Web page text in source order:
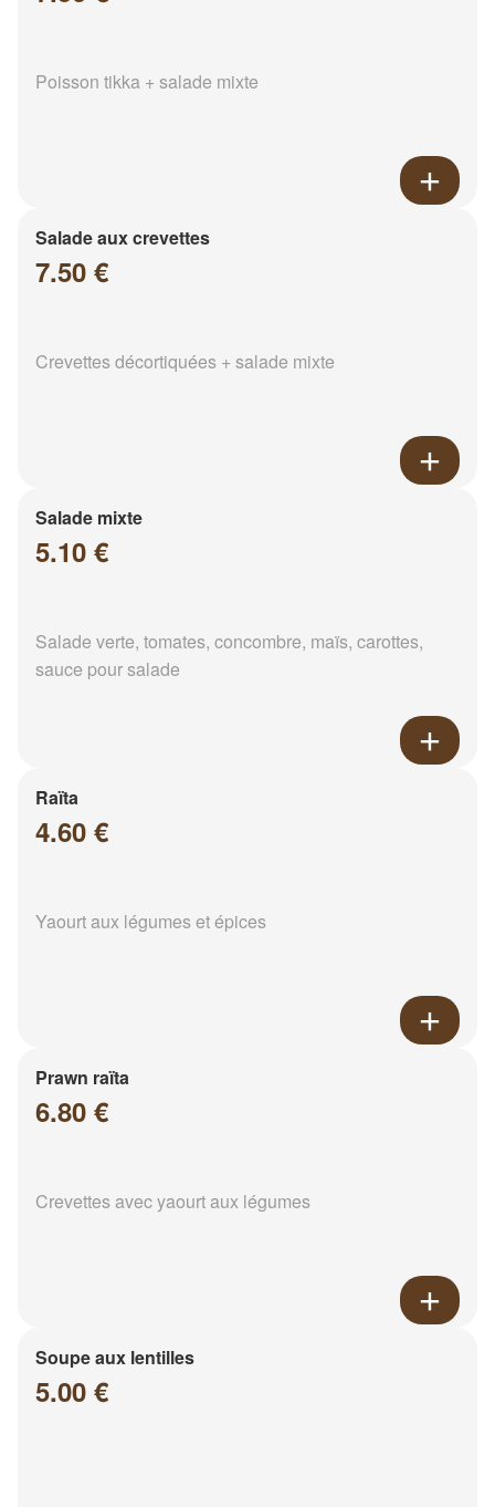
Poisson tikka + salade mixte
Salade aux crevettes
7.50 €
Crevettes décortiquées + salade mixte
Salade mixte
5.10 €
Salade verte, tomates, concombre, maïs, carottes,
sauce pour salade
Raïta
4.60 €
Yaourt aux légumes et épices
Prawn raïta
6.80 €
Crevettes avec yaourt aux légumes
Soupe aux lentilles
5.00 €